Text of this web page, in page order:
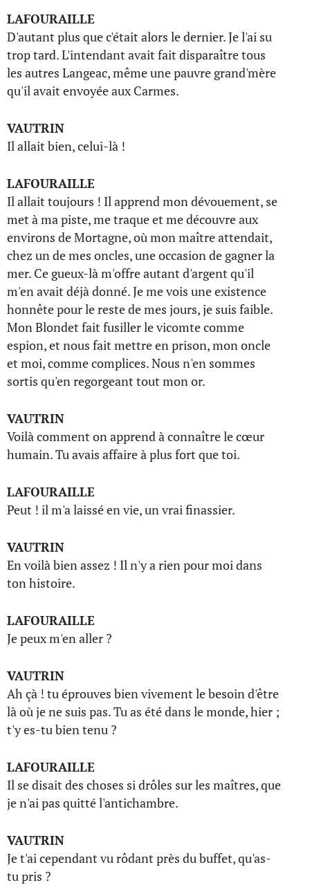
LAFOURAILLE
D'autant plus que c'était alors le dernier. Je l'ai su
trop tard. L'intendant avait fait disparaître tous
les autres Langeac, même une pauvre grand'mère
qu'il avait envoyée aux Carmes.
VAUTRIN
Il allait bien, celui-là !
LAFOURAILLE
Il allait toujours ! Il apprend mon dévouement, se
met à ma piste, me traque et me découvre aux
environs de Mortagne, où mon maître attendait,
chez un de mes oncles, une occasion de gagner la
mer. Ce gueux-là m'offre autant d'argent qu'il
m'en avait déjà donné. Je me vois une existence
honnête pour le reste de mes jours, je suis faible.
Mon Blondet fait fusiller le vicomte comme
espion, et nous fait mettre en prison, mon oncle
et moi, comme complices. Nous n'en sommes
sortis qu'en regorgeant tout mon or.
VAUTRIN
Voilà comment on apprend à connaître le cœur
humain. Tu avais affaire à plus fort que toi.
LAFOURAILLE
Peut ! il m'a laissé en vie, un vrai finassier.
VAUTRIN
En voilà bien assez ! Il n'y a rien pour moi dans
ton histoire.
LAFOURAILLE
Je peux m'en aller ?
VAUTRIN
Ah çà ! tu éprouves bien vivement le besoin d'être
là où je ne suis pas. Tu as été dans le monde, hier ;
t'y es-tu bien tenu ?
LAFOURAILLE
Il se disait des choses si drôles sur les maîtres, que
je n'ai pas quitté l'antichambre.
VAUTRIN
Je t'ai cependant vu rôdant près du buffet, qu'as-
tu pris ?